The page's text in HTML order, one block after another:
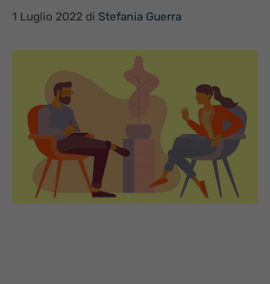
1 Luglio 2022 di Stefania Guerra